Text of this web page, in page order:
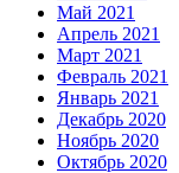
Май 2021
Апрель 2021
Март 2021
Февраль 2021
Январь 2021
Декабрь 2020
Ноябрь 2020
Октябрь 2020